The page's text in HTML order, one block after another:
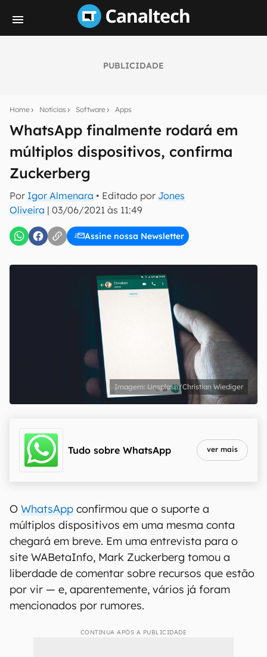
PUBLICIDADE
Home Notícias Software Apps
WhatsApp finalmente rodará em
múltiplos dispositivos, confirma
Zuckerberg
Por Igor Almenara • Editado por Jones
Oliveira | 03/06/2021 às 11:49
Assine nossa Newsletter
notícias e reviews sobre tecnologia em primeira
mão.
E-mail
inscreva-se
Confirmo que li, aceito e concordo com os Termos de
Uso e Política de Privacidade do Canaltech.
Unsplash/Christian Wiediger
Tudo sobre WhatsApp ver mais
O WhatsApp confirmou que o suporte a
múltiplos dispositivos em uma mesma conta
chegará em breve. Em uma entrevista para o
site WABetaInfo, Mark Zuckerberg tomou a
liberdade de comentar sobre recursos que estão
por vir — e, aparentemente, vários já foram
mencionados por rumores.
CONTINUA APÓS A PUBLICIDADE